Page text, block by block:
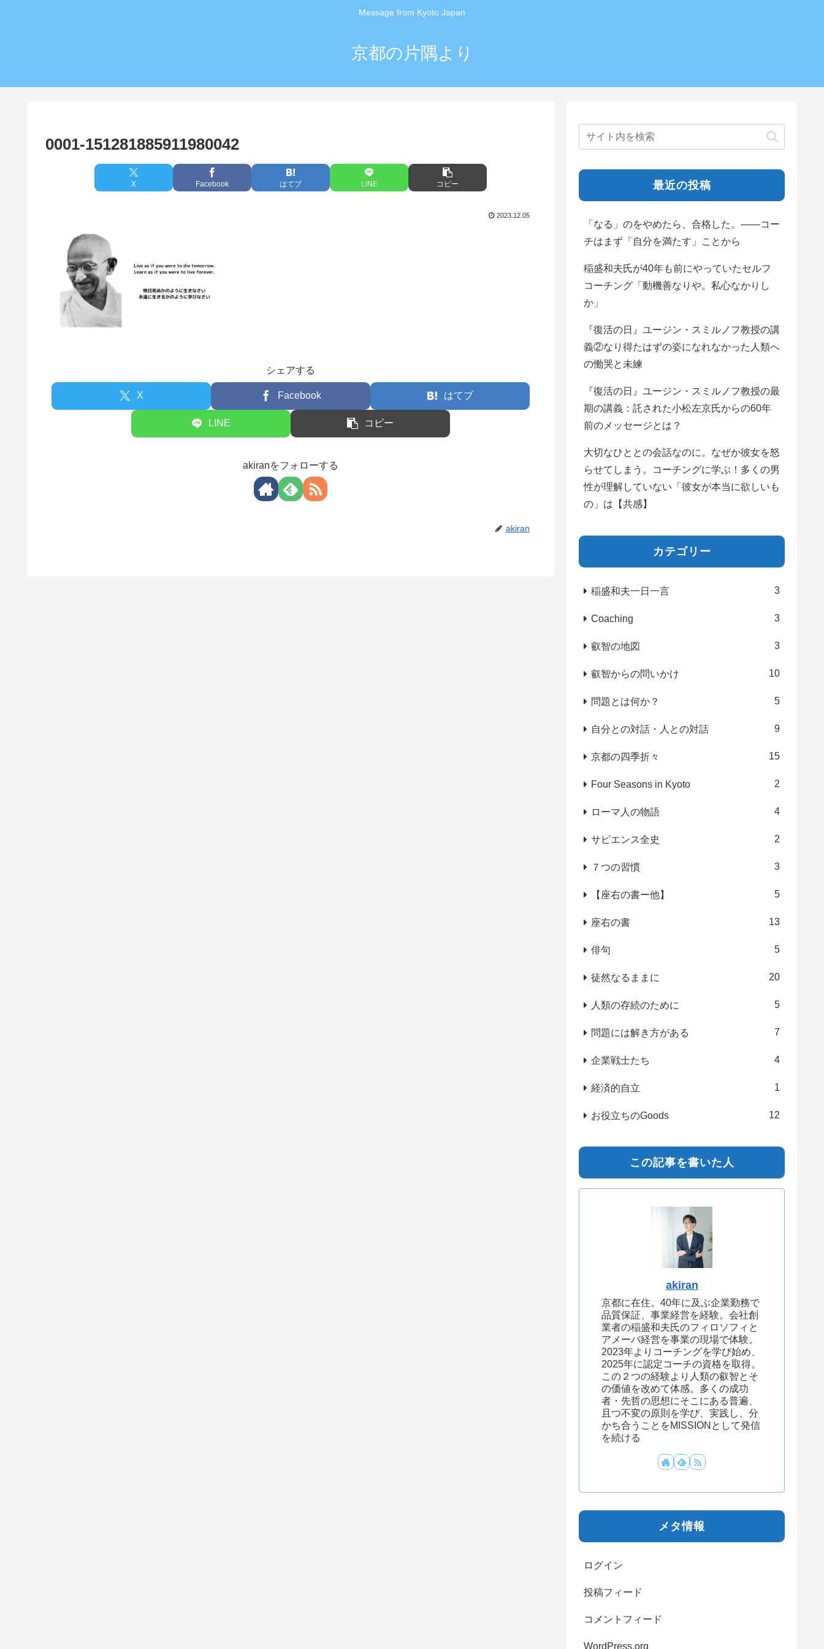
Message from Kyoto Japan
京都の片隅より
0001-151281885911980042
X Facebook はてブ LINE コピー
2023.12.05
シェアする
X Facebook はてブ
LINE コピー
akiranをフォローする
akiran
最近の投稿
「なる」のをやめたら、合格した。——コー
チはまず「自分を満たす」ことから
稲盛和夫氏が40年も前にやっていたセルフ
コーチング「動機善なりや。私心なかりし
か」
『復活の日』ユージン・スミルノフ教授の講
義②なり得たはずの姿になれなかった人類へ
の慟哭と未練
『復活の日』ユージン・スミルノフ教授の最
期の講義：託された小松左京氏からの60年
前のメッセージとは？
大切なひととの会話なのに。なぜか彼女を怒
らせてしまう。コーチングに学ぶ！多くの男
性が理解していない「彼女が本当に欲しいも
の」は【共感】
カテゴリー
稲盛和夫一日一言 3
Coaching 3
叡智の地図 3
叡智からの問いかけ 10
問題とは何か？ 5
自分との対話・人との対話 9
京都の四季折々 15
Four Seasons in Kyoto 2
ローマ人の物語 4
サピエンス全史 2
７つの習慣 3
【座右の書ー他】 5
座右の書 13
俳句 5
徒然なるままに 20
人類の存続のために 5
問題には解き方がある 7
企業戦士たち 4
経済的自立 1
お役立ちのGoods 12
この記事を書いた人
akiran
京都に在住。40年に及ぶ企業勤務で
品質保証、事業経営を経験。会社創
業者の稲盛和夫氏のフィロソフィと
アメーバ経営を事業の現場で体験。
2023年よりコーチングを学び始め、
2025年に認定コーチの資格を取得。
この２つの経験より人類の叡智とそ
の価値を改めて体感。多くの成功
者・先哲の思想にそこにある普遍、
且つ不変の原則を学び、実践し、分
かち合うことをMISSIONとして発信
を続ける
メタ情報
ログイン
投稿フィード
コメントフィード
WordPress.org